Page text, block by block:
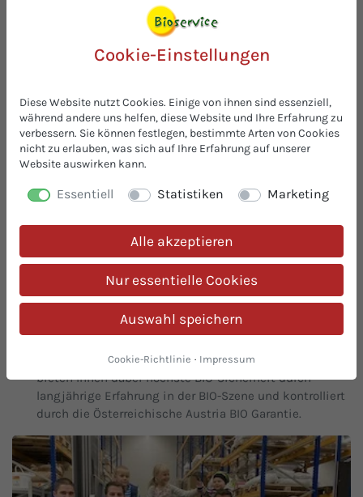
Was unsere Kunden an uns schätzen:
Fordern Sie kostenlose Muster an! Alle wichtigenBIO-
Zutaten aus einer Hand. Ausgereifte, innovative und
einfache Lösungen für Ihre BIO-Rezeptur.
Auf Lager & prompt lieferbar
Immer ab Lager verfügbar, ohne Mindestmengen
optimalen konditionierten Lagerbedingungen gleichen
können dabei Sorgenfrei mit uns wachsen. Ob einzelne
Gebinde oder Palettenmengen - in der Praxis vielfach
erfolgreich bewährt!
30 Jahre BIO-Expertise
Mit 30 Jahren Erfahrung in biologischen Lebensmitteln
Produktentwicklung bis zur fertigen BIO-Rezeptur. Wir
bieten Ihnen dabei höchste BIO-Sicherheit durch
langjährige Erfahrung in der BIO-Szene und kontrolliert
durch die Österreichische Austria BIO Garantie.
Cookie-Einstellungen
Diese Website nutzt Cookies. Einige von ihnen sind essenziell,
während andere uns helfen, diese Website und Ihre Erfahrung zu
verbessern. Sie können festlegen, bestimmte Arten von Cookies
nicht zu erlauben, was sich auf Ihre Erfahrung auf unserer
Website auswirken kann.
Essentiell Statistiken Marketing
Alle akzeptieren
Nur essentielle Cookies
Auswahl speichern
Cookie-Richtlinie · Impressum